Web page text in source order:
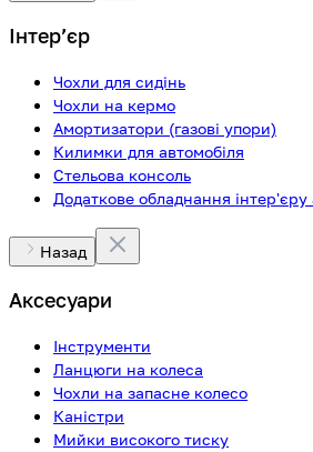
Інтерʼєр
Чохли для сидінь
Чохли на кермо
Амортизатори (газові упори)
Килимки для автомобіля
Стельова консоль
Додаткове обладнання інтер'єру
Назад
Аксесуари
Інструменти
Ланцюги на колеса
Чохли на запасне колесо
Каністри
Мийки високого тиску